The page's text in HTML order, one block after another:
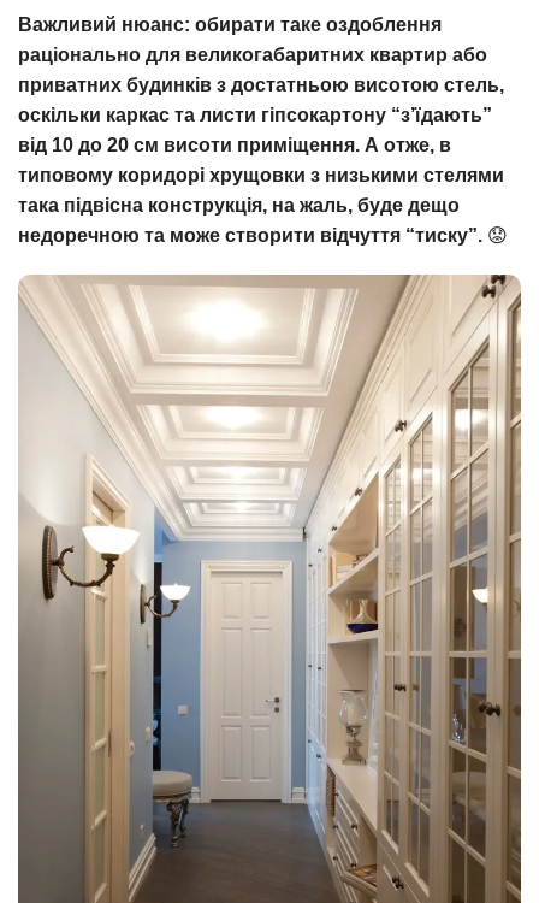
Важливий нюанс: обирати таке оздоблення
раціонально для великогабаритних квартир або
приватних будинків з достатньою висотою стель,
оскільки каркас та листи гіпсокартону “з’їдають”
від 10 до 20 см висоти приміщення. А отже, в
типовому коридорі хрущовки з низькими стелями
така підвісна конструкція, на жаль, буде дещо
недоречною та може створити відчуття “тиску”. 😟